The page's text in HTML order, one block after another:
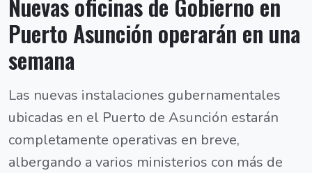
Nuevas oficinas de Gobierno en
Puerto Asunción operarán en una
semana
Las nuevas instalaciones gubernamentales
ubicadas en el Puerto de Asunción estarán
completamente operativas en breve,
albergando a varios ministerios con más de